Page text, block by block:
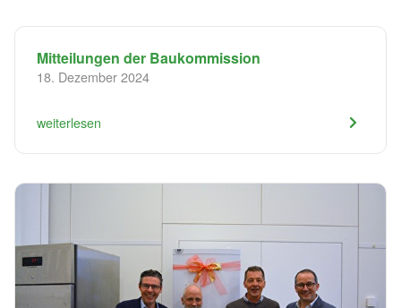
Mitteilungen der Baukommission
18. Dezember 2024
weiterlesen